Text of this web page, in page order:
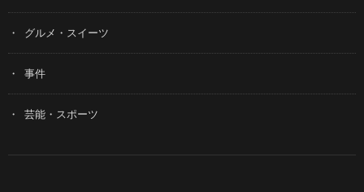
グルメ・スイーツ
事件
芸能・スポーツ